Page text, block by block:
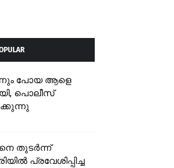
പോയ ആളെ
പൊലീസ്
തുടർന്ന്
പ്രവേശിപ്പിച്ച